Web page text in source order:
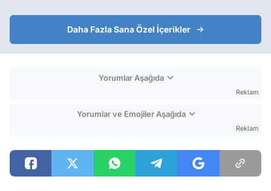
Daha Fazla Sana Özel İçerikler
Yorumlar Aşağıda
Reklam
Yorumlar ve Emojiler Aşağıda
Reklam